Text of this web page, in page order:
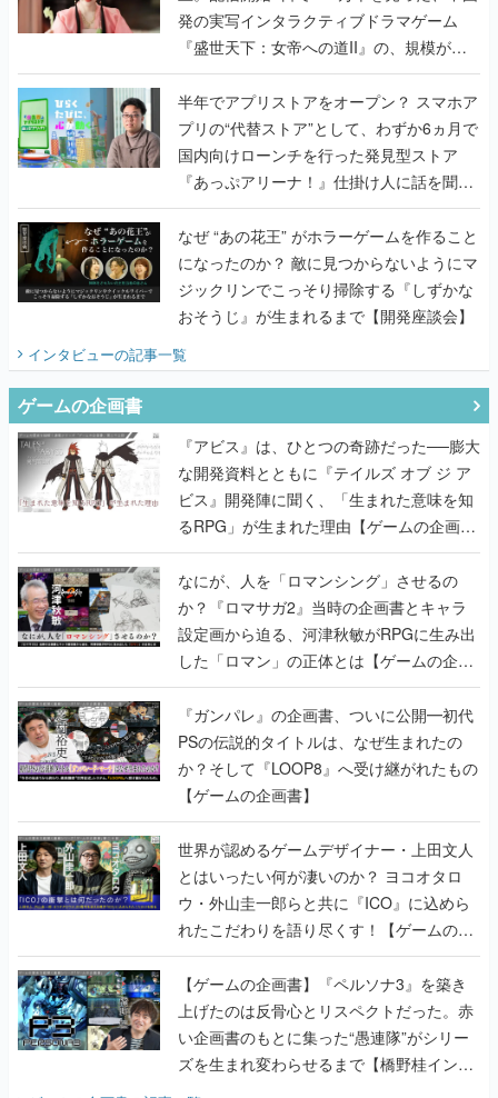
発の実写インタラクティブドラマゲーム
『盛世天下：女帝への道II』の、規模が違
うこだわりをプロデューサーに聞いた
半年でアプリストアをオープン？ スマホア
プリの“代替ストア”として、わずか6ヵ月で
国内向けローンチを行った発見型ストア
『あっぷアリーナ！』仕掛け人に話を聞い
てみた
なぜ “あの花王” がホラーゲームを作ること
になったのか？ 敵に見つからないようにマ
ジックリンでこっそり掃除する『しずかな
おそうじ』が生まれるまで【開発座談会】
インタビューの記事一覧
ゲームの企画書
『アビス』は、ひとつの奇跡だった──膨大
な開発資料とともに『テイルズ オブ ジ ア
ビス』開発陣に聞く、「生まれた意味を知
るRPG」が生まれた理由【ゲームの企画
書】
なにが、人を「ロマンシング」させるの
か？『ロマサガ2』当時の企画書とキャラ
設定画から迫る、河津秋敏がRPGに生み出
した「ロマン」の正体とは【ゲームの企画
書】
『ガンパレ』の企画書、ついに公開━初代
PSの伝説的タイトルは、なぜ生まれたの
か？そして『LOOP8』へ受け継がれたもの
【ゲームの企画書】
世界が認めるゲームデザイナー・上田文人
とはいったい何が凄いのか？ ヨコオタロ
ウ・外山圭一郎らと共に『ICO』に込めら
れたこだわりを語り尽くす！【ゲームの企
画書】
【ゲームの企画書】『ペルソナ3』を築き
上げたのは反骨心とリスペクトだった。赤
い企画書のもとに集った“愚連隊”がシリー
ズを生まれ変わらせるまで【橋野桂インタ